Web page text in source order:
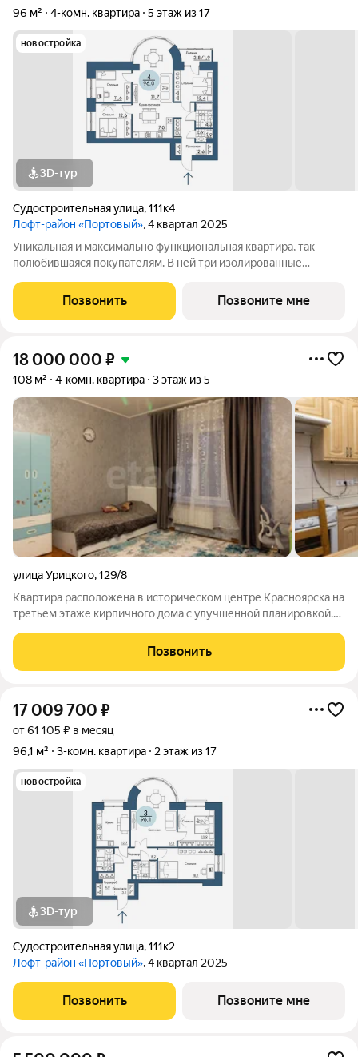
96 м²
4-комн. квартира 5 этаж из 17
новостройка
3D-тур
Судостроительная улица,111к4
Лофт-район «Портовый», 4 квартал 2025
Уникальная и максимально функциональная квартира, так
полюбившаяся покупателям. В ней три изолированные
членов семьи, с полукруглым витражным эркером. Из окон
некоторых квартир открываются
Позвонить Позвоните мне
18 000 000 ₽
108 м² 4-комн. квартира 3 этаж из 5
улица Урицкого,129/8
Квартира расположена в историческом центре Красноярска на
третьем этаже кирпичного дома с улучшенной планировкой.
Планировка включает три полноценные комнаты, четвертую
комнату, идеально подходящую
Позвонить
17 009 700 ₽
от 61 105 ₽ в месяц
96,1 м²
3-комн. квартира 2 этаж из 17
новостройка
3D-тур
Судостроительная улица,111к2
Лофт-район «Портовый», 4 квартал 2025
Позвонить Позвоните мне